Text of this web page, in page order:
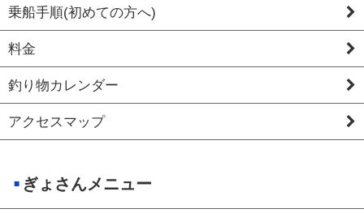
乗船手順(初めての方へ)
料金
釣り物カレンダー
アクセスマップ
ぎょさんメニュー